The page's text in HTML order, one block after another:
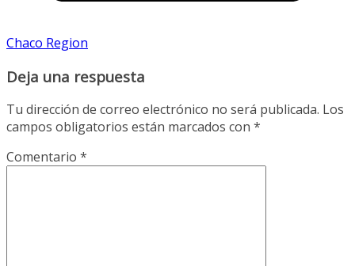
Chaco Region
Deja una respuesta
Tu dirección de correo electrónico no será publicada. Los
campos obligatorios están marcados con *
Comentario *